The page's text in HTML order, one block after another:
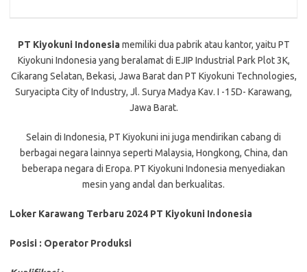
PT Kiyokuni Indonesiamemiliki dua pabrik atau kantor, yaitu PT
Kiyokuni Indonesia yang beralamat di EJIP Industrial Park Plot 3K,
Cikarang Selatan, Bekasi, Jawa Barat dan PT Kiyokuni Technologies,
Suryacipta City of Industry, Jl. Surya Madya Kav. I -15D- Karawang,
Jawa Barat.
Selain di Indonesia, PT Kiyokuni ini juga mendirikan cabang di
berbagai negara lainnya seperti Malaysia, Hongkong, China, dan
beberapa negara di Eropa. PT Kiyokuni Indonesia menyediakan
mesin yang andal dan berkualitas.
Loker Karawang Terbaru 2024 PT Kiyokuni Indonesia
Posisi : Operator Produksi